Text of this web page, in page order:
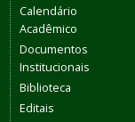
Calendário
Acadêmico
Documentos
Institucionais
Biblioteca
Editais